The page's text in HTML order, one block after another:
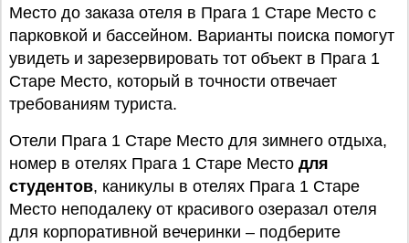
Место до заказа отеля в Прага 1 Старе Место с
парковкой и бассейном. Варианты поиска помогут
увидеть и зарезервировать тот объект в Прага 1
Старе Место, который в точности отвечает
требованиям туриста.
Отели Прага 1 Старе Место для зимнего отдыха,
номер в отелях Прага 1 Старе Место для
студентов, каникулы в отелях Прага 1 Старе
Место неподалеку от красивого озеразал отеля
для корпоративной вечеринки – подберите